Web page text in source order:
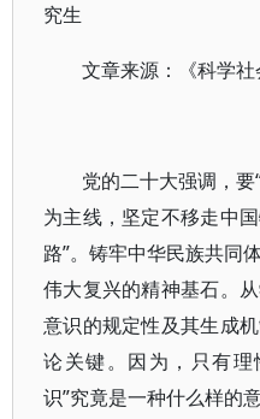
究生
文章来源：《科学
党的二十大强调，
为主线，坚定不移走中
路”。铸牢中华民族共同
伟大复兴的精神基石。
意识的规定性及其生成
论关键。因为，只有
识”究竟是一种什么样的